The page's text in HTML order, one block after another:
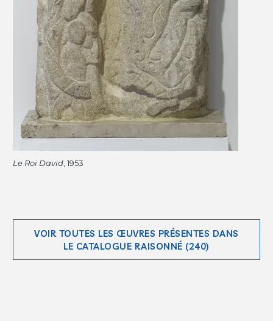
Le Roi David , 1953
VOIR TOUTES LES ŒUVRES PRÉSENTES DANS
LE CATALOGUE RAISONNÉ (240)